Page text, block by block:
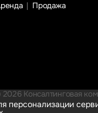
Продажа
Консалтинговая